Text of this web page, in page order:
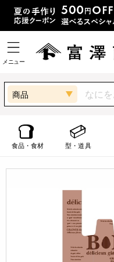
メニュー
商品
食品・食材 型・道具